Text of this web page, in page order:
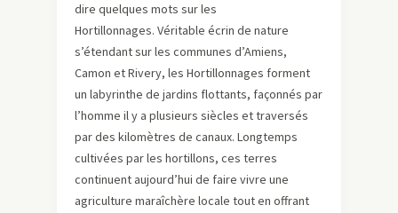
dire quelques mots sur les
Hortillonnages. Véritable écrin de nature
s’étendant sur les communes d’Amiens,
Camon et Rivery, les Hortillonnages forment
un labyrinthe de jardins flottants, façonnés par
l’homme il y a plusieurs siècles et traversés
par des kilomètres de canaux. Longtemps
cultivées par les hortillons, ces terres
continuent aujourd’hui de faire vivre une
agriculture maraîchère locale tout en offrant